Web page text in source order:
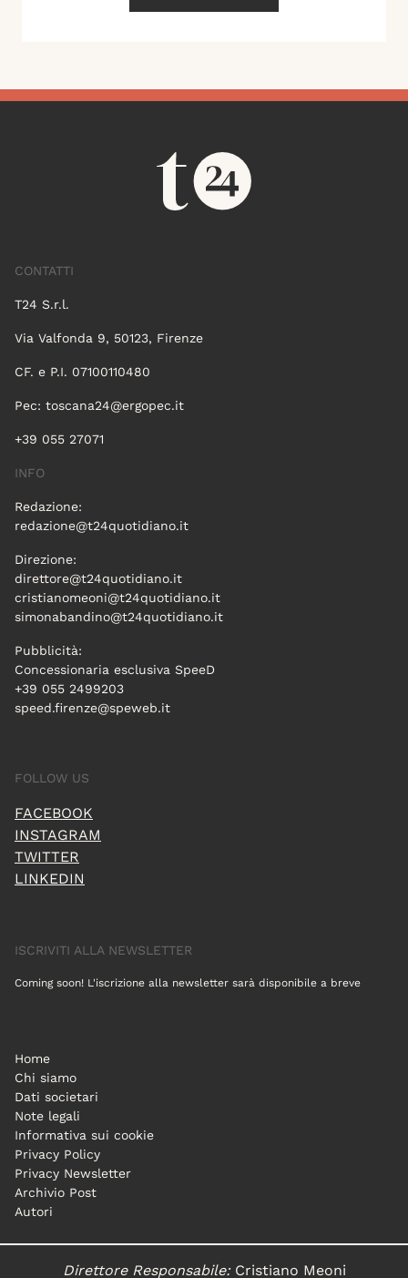
CONTATTI
T24 S.r.l.
Via Valfonda 9, 50123, Firenze
CF. e P.I. 07100110480
Pec: toscana24@ergopec.it
+39 055 27071
INFO
Redazione:
redazione@t24quotidiano.it
Direzione:
direttore@t24quotidiano.it
cristianomeoni@t24quotidiano.it
simonabandino@t24quotidiano.it
Pubblicità:
Concessionaria esclusiva SpeeD
+39 055 2499203
speed.firenze@speweb.it
FOLLOW US
FACEBOOK
INSTAGRAM
TWITTER
LINKEDIN
ISCRIVITI ALLA NEWSLETTER
Coming soon! L'iscrizione alla newsletter sarà disponibile a breve
Home
Chi siamo
Dati societari
Note legali
Informativa sui cookie
Privacy Policy
Privacy Newsletter
Archivio Post
Autori
Direttore Responsabile:Cristiano Meoni